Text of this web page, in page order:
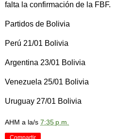
falta la confirmación de la FBF.
Partidos de Bolivia
Perú 21/01 Bolivia
Argentina 23/01 Bolivia
Venezuela 25/01 Bolivia
Uruguay 27/01 Bolivia
AHM a la/s 7:35 p.m.
Compartir